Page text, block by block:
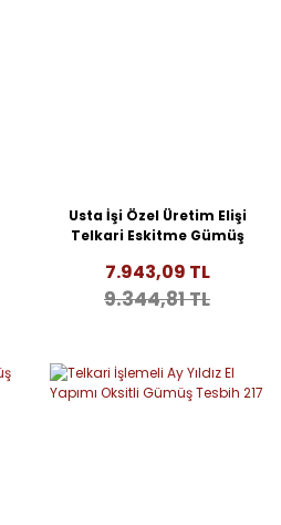
Usta İşi Özel Üretim Elişi
Telkari Eskitme Gümüş
7.943,09 TL
9.344,81 TL